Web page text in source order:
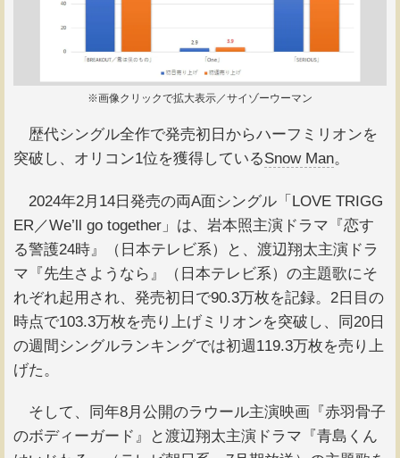
※画像クリックで拡大表示／サイゾーウーマン
歴代シングル全作で発売初日からハーフミリオンを
突破し、オリコン1位を獲得しているSnow Man。
2024年2月14日発売の両A面シングル「LOVE TRIGG
ER／We’ll go together」は、岩本照主演ドラマ『恋す
る警護24時』（日本テレビ系）と、渡辺翔太主演ドラ
マ『先生さようなら』（日本テレビ系）の主題歌にそ
れぞれ起用され、発売初日で90.3万枚を記録。2日目の
時点で103.3万枚を売り上げミリオンを突破し、同20日
の週間シングルランキングでは初週119.3万枚を売り上
げた。
そして、同年8月公開のラウール主演映画『赤羽骨子
のボディーガード』と渡辺翔太主演ドラマ『青島くん